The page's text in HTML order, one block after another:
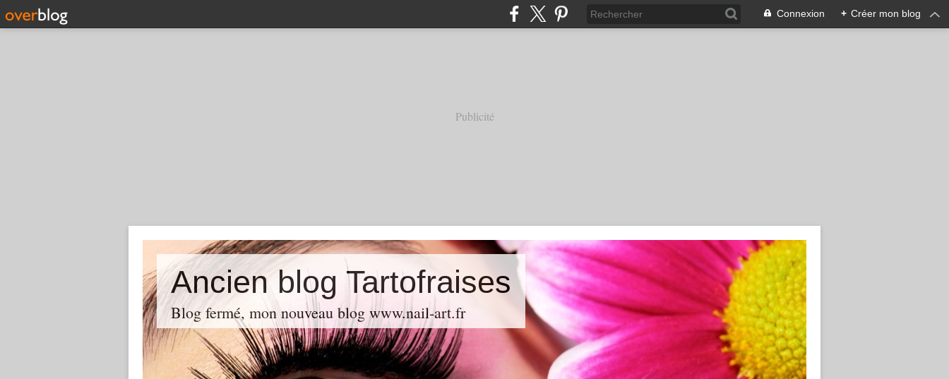
Connexion + Créer mon blog
Publicité
Ancien blog Tartofraises
Blog fermé, mon nouveau blog www.nail-art.fr